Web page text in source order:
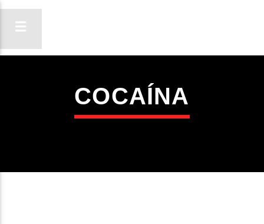
ON FM
LIGA-TE
COCAÍNA